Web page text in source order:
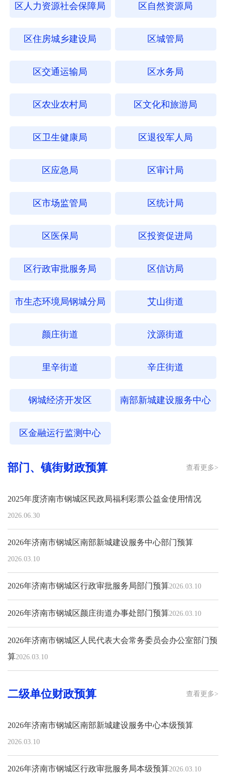
区人力资源社会保障局 区自然资源局
区住房城乡建设局 区城管局
区交通运输局 区水务局
区农业农村局 区文化和旅游局
区卫生健康局 区退役军人局
区应急局 区审计局
区市场监管局 区统计局
区医保局 区投资促进局
区行政审批服务局 区信访局
市生态环境局钢城分局 艾山街道
颜庄街道 汶源街道
里辛街道 辛庄街道
钢城经济开发区 南部新城建设服务中心
区金融运行监测中心
部门、镇街财政预算 查看更多>
2025年度济南市钢城区民政局福利彩票公益金使用情况
2026.06.30
2026年济南市钢城区南部新城建设服务中心部门预算
2026.03.10
2026年济南市钢城区行政审批服务局部门预算2026.03.10
2026年济南市钢城区颜庄街道办事处部门预算2026.03.10
2026年济南市钢城区人民代表大会常务委员会办公室部门预
算2026.03.10
二级单位财政预算 查看更多>
2026年济南市钢城区南部新城建设服务中心本级预算
2026.03.10
2026年济南市钢城区行政审批服务局本级预算2026.03.10